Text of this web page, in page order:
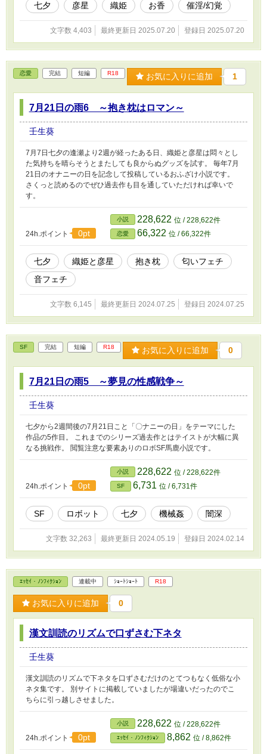
七夕 彦星 織姫 お香 催淫/幻覚
文字数 4,403 最終更新日 2025.07.20 登録日 2025.07.20
恋愛 完結 短編 R18 お気に入りに追加 1
7月21日の雨6 ～抱き枕はロマン～
壬生葵
7月7日七夕の逢瀬より2週が経ったある日、織姫と彦星は悶々とし
た気持ちを晴らそうとまたしても良からぬグッズを試す。 毎年7月
21日のオナニーの日を記念して投稿しているおふざけ小説です。
さくっと読めるのでぜひ過去作も目を通していただければ幸いで
す。
24h.ポイント 0pt
小説 228,622 位 / 228,622件
恋愛 66,322 位 / 66,322件
七夕 織姫と彦星 抱き枕
匂いフェチ
音フェチ
文字数 6,145 最終更新日 2024.07.25 登録日 2024.07.25
SF 完結 短編 R18 お気に入りに追加 0
7月21日の雨5 ～夢見の性感戦争～
壬生葵
七夕から2週間後の7月21日こと「〇ナニーの日」をテーマにした
作品の5作目。 これまでのシリーズ過去作とはテイストが大幅に異
なる挑戦作。 閲覧注意な要素ありのロボSF馬鹿小説です。
24h.ポイント 0pt
小説 228,622 位 / 228,622件
SF 6,731 位 / 6,731件
SF ロボット 七夕 機械姦 闇深
文字数 32,263 最終更新日 2024.05.19 登録日 2024.02.14
ｴｯｾｲ・ﾉﾝﾌｨｸｼｮﾝ 連載中 ｼｮｰﾄｼｮｰﾄ R18
お気に入りに追加 0
漢文訓読のリズムで口ずさむ下ネタ
壬生葵
漢文訓読のリズムで下ネタを口ずさむだけのとてつもなく低俗な小
ネタ集です。 別サイトに掲載していましたが場違いだったのでこ
ちらに引っ越しさせました。
24h.ポイント 0pt
小説 228,622 位 / 228,622件
ｴｯｾｲ・ﾉﾝﾌｨｸｼｮﾝ 8,862 位 / 8,862件